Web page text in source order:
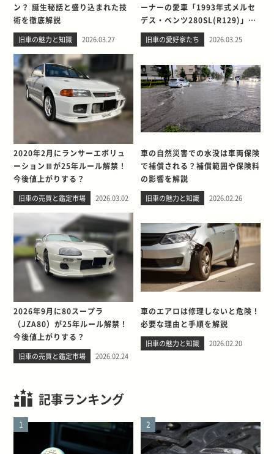
ン？ 誕生秘話と盛り込まれた技
術を徹底解説
旧車の魅力と知識 2026.03.27
ーナーの愛車「1993年式メルセ
デス・ベンツ280SL(R129)」と
の出会い。そして別れを考える
旧車の愛好家たち 2026.03.25
2020年2月にランサーエボリュ
ーションⅢが25年ルール解禁！
今後値上がりする？
旧車の売買と鑑定市場 2026.03.02
車の自然災害での水没は車両保険
で補償される？補償範囲や保険料
の影響を解説
旧車の魅力と知識 2026.02.26
2026年9月に80スープラ
（JZA80）が25年ルール解禁！
今後値上がりする？
旧車の売買と鑑定市場 2026.02.24
車のエアロは修理しないと危険！
必要な理由と手順を解説
旧車の魅力と知識 2026.02.20
記事ランキング
1 2